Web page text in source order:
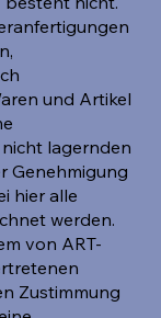
und Artikel
lagernden
Genehmigung
hier alle
werden.
von ART-
Zustimmung